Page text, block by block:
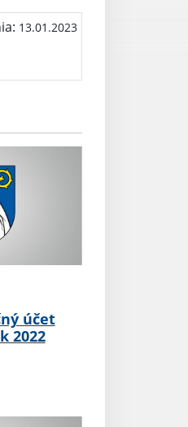
13.01.2023
účet
2022